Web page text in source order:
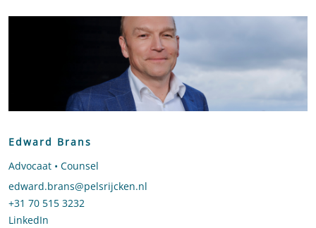
Edward Brans
Advocaat • Counsel
Stuur een e-mail naar Edward Brans
edward.brans@pelsrijcken.nl
Bel naar Edward Brans
+31 70 515 3232
LinkedIn